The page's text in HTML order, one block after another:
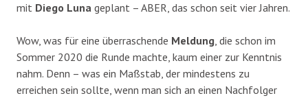
mit Diego Luna geplant – ABER, das schon seit vier Jahren.
Wow, was für eine überraschende Meldung, die schon im
Sommer 2020 die Runde machte, kaum einer zur Kenntnis
nahm. Denn – was ein Maßstab, der mindestens zu
erreichen sein sollte, wenn man sich an einen Nachfolger